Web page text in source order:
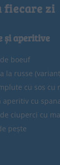
fiecare zi
și aperitive
boeuf
la russe
cu sos cu
aperitiv cu
ciuperci cu
pește